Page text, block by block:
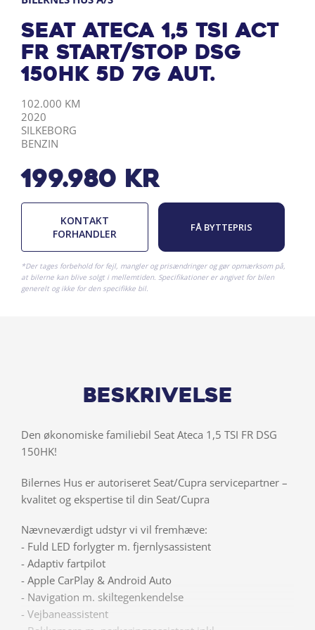
Seat Ateca 1,5 TSI ACT
FR Start/Stop DSG
150HK 5d 7g Aut.
KILOMETER
102.000 KM
ÅRGANG
2020
BY
SILKEBORG
DRIVMIDDEL
BENZIN
199.980 kr
KONTAKT
FORHANDLER
FÅ BYTTEPRIS
*Der tages forbehold for fejl, mangler og prisændringer og gør opmærksom på,
at bilerne kan blive solgt i mellemtiden. Specifikationer er angivet for bilen
generelt og ikke for den specifikke bil.
Beskrivelse
Den økonomiske familiebil Seat Ateca 1,5 TSI FR DSG
150HK!
Bilernes Hus er autoriseret Seat/Cupra servicepartner –
kvalitet og ekspertise til din Seat/Cupra
Nævneværdigt udstyr vi vil fremhæve:
- Fuld LED forlygter m. fjernlysassistent
- Adaptiv fartpilot
- Apple CarPlay & Android Auto
- Navigation m. skiltegenkendelse
- Vejbaneassistent